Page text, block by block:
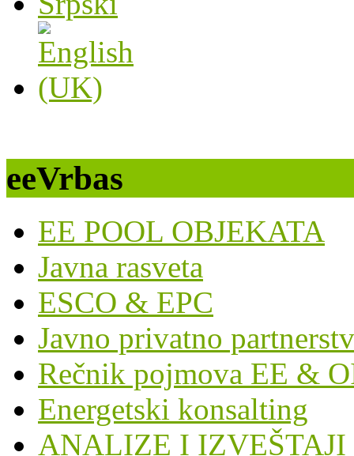
eeVrbas
EE POOL OBJEKATA
Javna rasveta
ESCO & EPC
Javno privatno
Rečnik pojmova EE &
Energetski konsalting
ANALIZE I IZVEŠTAJI